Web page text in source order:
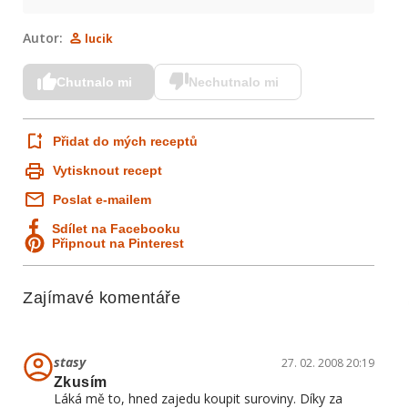
Autor: lucik
Chutnalo mi Nechutnalo mi
Přidat do mých receptů
Vytisknout recept
Poslat e-mailem
Sdílet na Facebooku
Připnout na Pinterest
Zajímavé komentáře
stasy
27. 02. 2008 20:19
Zkusím
Láká mě to, hned zajedu koupit suroviny. Díky za